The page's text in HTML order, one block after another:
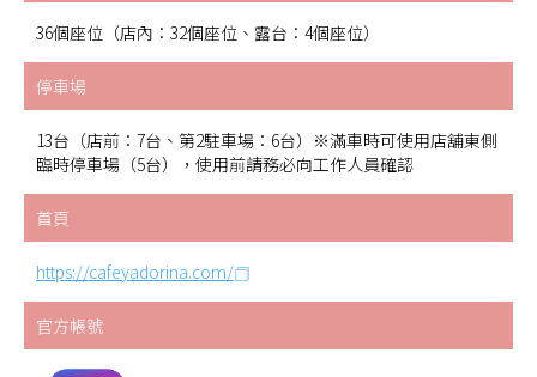
36個座位（店內：32個座位、露台：4個座位）
停車場
13台（店前：7台、第2駐車場：6台）※滿車時可使用店舖東側
臨時停車場（5台），使用前請務必向工作人員確認
首頁
https://cafeyadorina.com/
官方帳號